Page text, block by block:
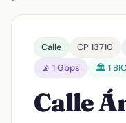
Calle CP 13710
📡 1 Gbps
🏛️ 1 BIC
Calle